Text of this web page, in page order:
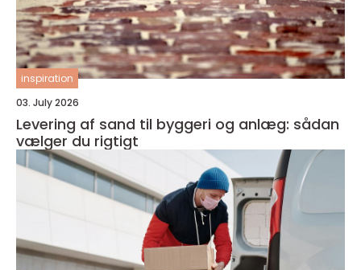
inspiration
03. July 2026
Levering af sand til byggeri og anlæg: sådan
vælger du rigtigt